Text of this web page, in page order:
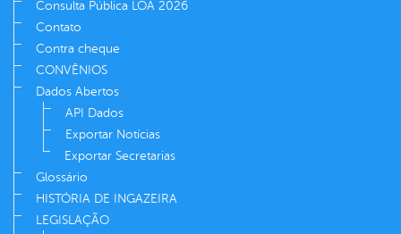
Consulta Pública LOA 2026
Contato
Contra cheque
CONVÊNIOS
Dados Abertos
API Dados
Exportar Notícias
Exportar Secretarias
Glossário
HISTÓRIA DE INGAZEIRA
LEGISLAÇÃO